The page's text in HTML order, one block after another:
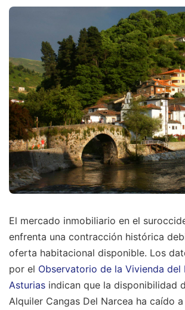
El mercado inmobiliario en el
enfrenta una contracción histórica
oferta habitacional disponible. Los
por el Observatorio de la Vivienda del
Asturias indican que la disponibilidad
Alquiler Cangas Del Narcea ha caído